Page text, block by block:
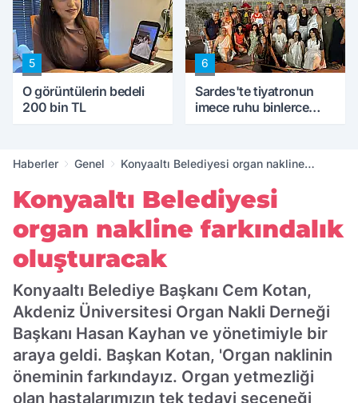
5
O görüntülerin bedeli
200 bin TL
6
Sardes'te tiyatronun
imece ruhu binlerce
Haberler Genel
Konyaaltı Belediyesi organ nakline
Konyaaltı Belediyesi
organ nakline farkındalık
oluşturacak
Konyaaltı Belediye Başkanı Cem Kotan,
Akdeniz Üniversitesi Organ Nakli Derneği
Başkanı Hasan Kayhan ve yönetimiyle bir
araya geldi. Başkan Kotan, 'Organ naklinin
öneminin farkındayız. Organ yetmezliği
olan hastalarımızın tek tedavi seçeneği